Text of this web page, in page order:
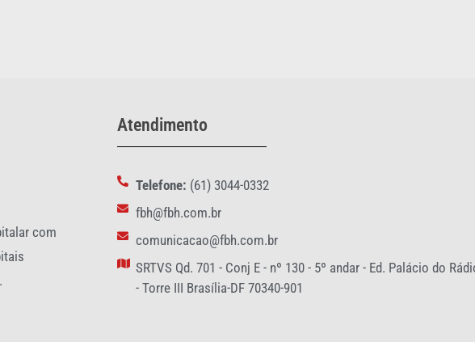
com
Atendimento
Telefone: (61) 3044-0332
fbh@fbh.com.br
comunicacao@fbh.com.br
SRTVS Qd. 701 - Conj E - nº 130 - 5º andar - Ed. Palácio do
- Torre III Brasília-DF 70340-901